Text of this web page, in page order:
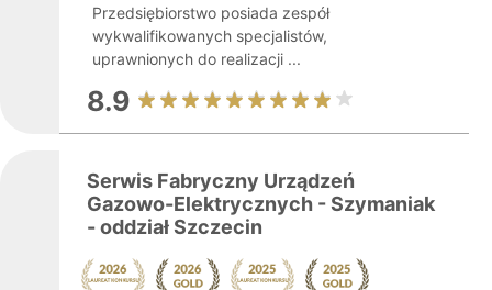
Przedsiębiorstwo posiada zespół
wykwalifikowanych specjalistów,
uprawnionych do realizacji ...
8.9
Serwis Fabryczny Urządzeń
Gazowo-Elektrycznych - Szymaniak
- oddział Szczecin